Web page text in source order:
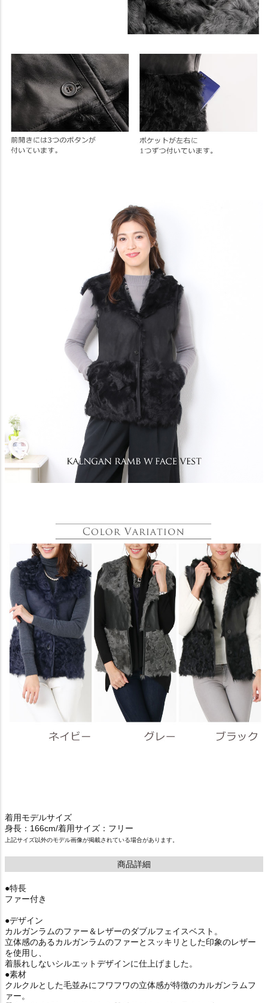
着用モデルサイズ
身長：166cm/着用サイズ：フリー
上記サイズ以外のモデル画像が掲載されている場合があります。
商品詳細
●特長
ファー付き
●デザイン
カルガンラムのファー＆レザーのダブルフェイスベスト。
立体感のあるカルガンラムのファーとスッキリとした印象のレザー
を使用し、
着脹れしないシルエットデザインに仕上げました。
●素材
クルクルとした毛並みにフワフワの立体感が特徴のカルガンラムフ
ァー。